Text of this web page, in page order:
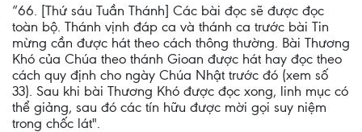
“66. [Thứ sáu Tuần Thánh] Các bài đọc sẽ được đọc
toàn bộ. Thánh vịnh đáp ca và thánh ca trước bài Tin
mừng cần được hát theo cách thông thường. Bài Thương
Khó của Chúa theo thánh Gioan được hát hay đọc theo
cách quy định cho ngày Chúa Nhật trước đó (xem số
33). Sau khi bài Thương Khó được đọc xong, linh mục có
thể giảng, sau đó các tín hữu được mời gọi suy niệm
trong chốc lát".